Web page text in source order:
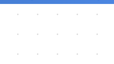
一覧から探す
地図から探す 当社のご案
採用情報
引越し知恵